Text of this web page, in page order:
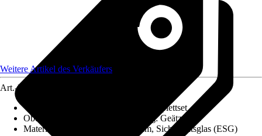
Weitere Artikel des Verkäufers
Art.-Nr.
Variante
1 Flügelig, Schiebetür-Komplettset
Oberfläche/Oberflächenbehandlung:Geätzt
Materialspezifizierung
Aluminium, Sicherheitsglas (ESG)